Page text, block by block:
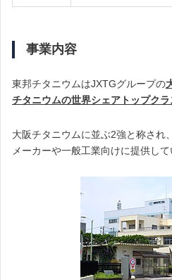
事業内容
東邦チタニウムはJXTGグループの
チタニウムの世界シェアトップクラ
大阪チタニウムに並ぶ2強と称され
メーカーや一般工業向けに提供して